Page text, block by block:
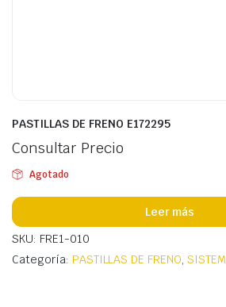
PASTILLAS DE FRENO E172295
Consultar Precio
Agotado
Leer más
SKU: FRE1-010
Categoría: PASTILLAS DE FRENO,